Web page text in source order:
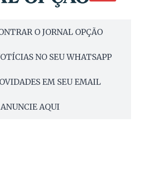
O JORNAL OPÇÃO
NO SEU WHATSAPP
EM SEU EMAIL
ANUNCIE AQUI